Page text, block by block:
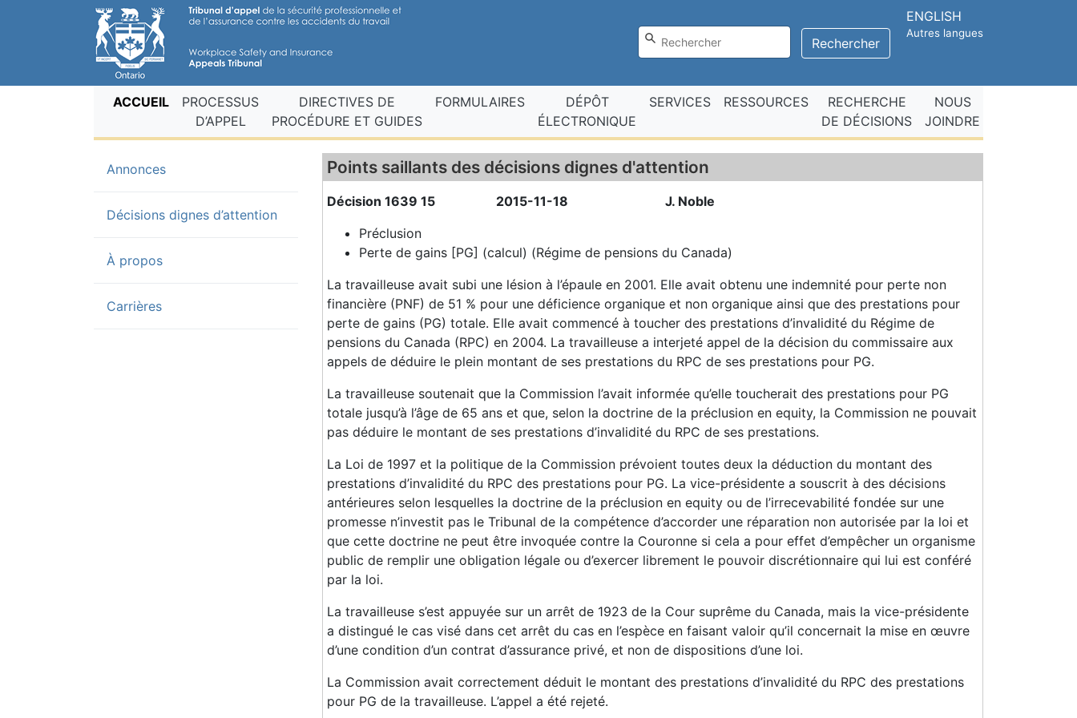
Rechercher
ENGLISH
Autres langues
ACCUEIL(current fr)
PROCESSUS
D’APPEL
DIRECTIVES DE
PROCÉDURE ET GUIDES
FORMULAIRES
DÉPÔT
ÉLECTRONIQUE
SERVICES RESSOURCES
RECHERCHE
DE DÉCISIONS
NOUS
JOINDRE
Annonces(current)
Décisions dignes d’attention
À propos
Carrières
Points saillants des décisions dignes d'attention
Décision 1639 15 2015-11-18
J. Noble
Préclusion
Perte de gains [PG] (calcul) (Régime de pensions du Canada)
La travailleuse avait subi une lésion à l’épaule en 2001. Elle avait obtenu une indemnité pour perte non
financière (PNF) de 51 % pour une déficience organique et non organique ainsi que des prestations pour
perte de gains (PG) totale. Elle avait commencé à toucher des prestations d’invalidité du Régime de
pensions du Canada (RPC) en 2004. La travailleuse a interjeté appel de la décision du commissaire aux
appels de déduire le plein montant de ses prestations du RPC de ses prestations pour PG.
La travailleuse soutenait que la Commission l’avait informée qu’elle toucherait des prestations pour PG
totale jusqu’à l’âge de 65 ans et que, selon la doctrine de la préclusion en equity, la Commission ne pouvait
pas déduire le montant de ses prestations d’invalidité du RPC de ses prestations.
La Loi de 1997 et la politique de la Commission prévoient toutes deux la déduction du montant des
prestations d’invalidité du RPC des prestations pour PG. La vice-présidente a souscrit à des décisions
antérieures selon lesquelles la doctrine de la préclusion en equity ou de l’irrecevabilité fondée sur une
promesse n’investit pas le Tribunal de la compétence d’accorder une réparation non autorisée par la loi et
que cette doctrine ne peut être invoquée contre la Couronne si cela a pour effet d’empêcher un organisme
public de remplir une obligation légale ou d’exercer librement le pouvoir discrétionnaire qui lui est conféré
par la loi.
La travailleuse s’est appuyée sur un arrêt de 1923 de la Cour suprême du Canada, mais la vice-présidente
a distingué le cas visé dans cet arrêt du cas en l’espèce en faisant valoir qu’il concernait la mise en œuvre
d’une condition d’un contrat d’assurance privé, et non de dispositions d’une loi.
La Commission avait correctement déduit le montant des prestations d’invalidité du RPC des prestations
pour PG de la travailleuse. L’appel a été rejeté.